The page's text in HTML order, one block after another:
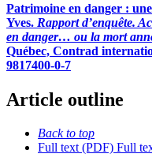
Patrimoine en danger :
Yves. Rapport d’enquête.
en danger… ou la mort
Québec, Contrad
9817400-0-7
Article outline
Back to top
Full text (PDF) Full